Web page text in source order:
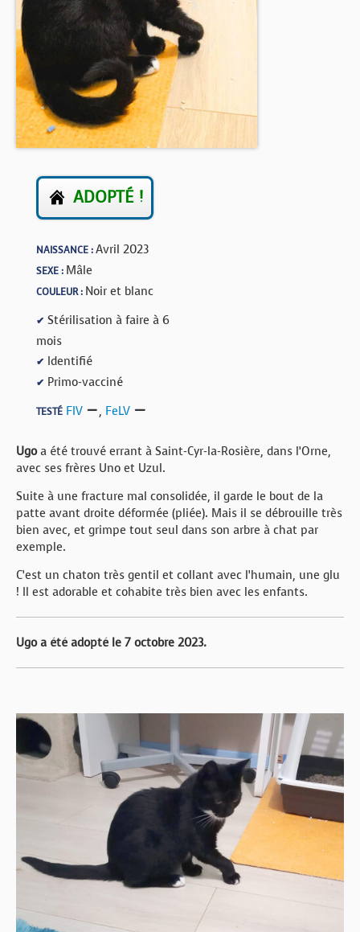
BOUTIQUE
FORUM
ADOPTÉ !
NAISSANCE :Avril 2023
SEXE : Mâle
COULEUR : Noir et blanc
✔ Stérilisation à faire à 6
mois
✔ Identifié
✔ Primo-vacciné
TESTÉ FIV , FeLV
Ugoa été trouvé errant à Saint-Cyr-la-Rosière, dans l’Orne,
avec ses frères Uno et Uzul.
Suite à une fracture mal consolidée, il garde le bout de la
patte avant droite déformée (pliée). Mais il se débrouille très
bien avec, et grimpe tout seul dans son arbre à chat par
exemple.
C’est un chaton très gentil et collant avec l’humain, une glu
! Il est adorable et cohabite très bien avec les enfants.
Ugo a été adopté le 7 octobre 2023.